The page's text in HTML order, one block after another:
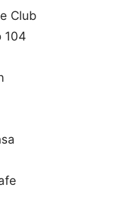
Club
104